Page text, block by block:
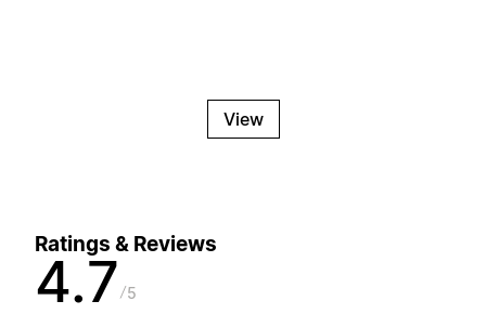
View
Ratings & Reviews
4.7 5